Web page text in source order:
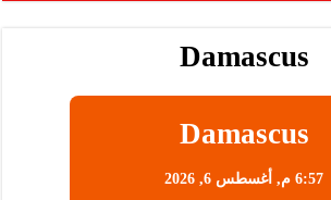
Damascus
Damascus
6:57 م, أغسطس 6, 2026